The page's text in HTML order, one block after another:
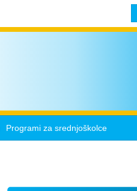
Programi za srednjoškolce